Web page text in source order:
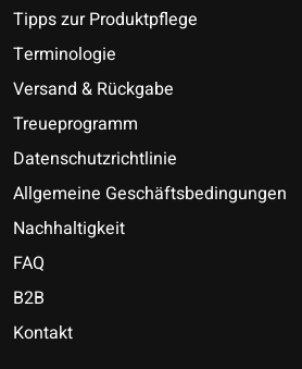
Tipps zur Produktpflege
Terminologie
Versand & Rückgabe
Treueprogramm
Datenschutzrichtlinie
Allgemeine Geschäftsbedingungen
Nachhaltigkeit
FAQ
B2B
Kontakt